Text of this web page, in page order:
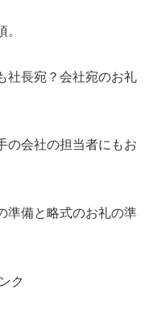
社長宛？会社宛のお礼
の会社の担当者にもお
準備と略式のお礼の準
ク